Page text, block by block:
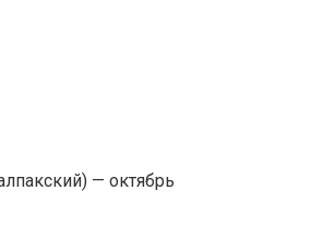
— октябрь